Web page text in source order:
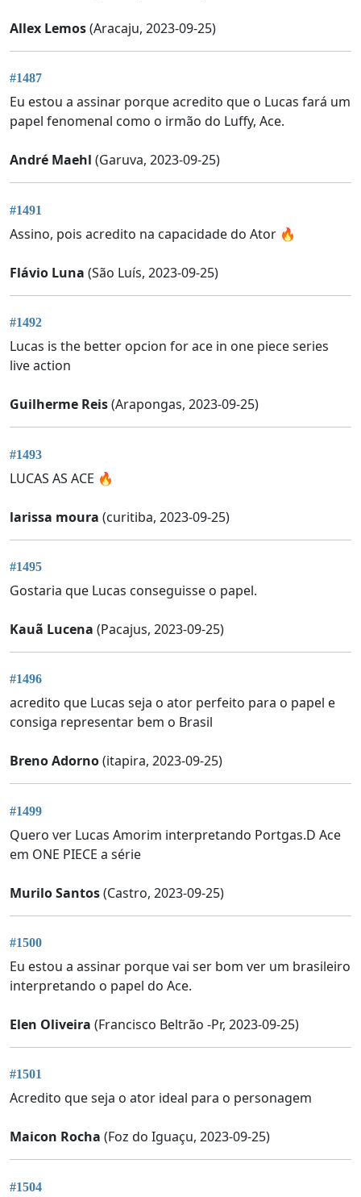
Allex Lemos(Aracaju, 2023-09-25)
#1487
Eu estou a assinar porque acredito que o Lucas fará um
papel fenomenal como o irmão do Luffy, Ace.
André Maehl (Garuva, 2023-09-25)
#1491
Assino, pois acredito na capacidade do Ator 🔥
Flávio Luna (São Luís, 2023-09-25)
#1492
Lucas is the better opcion for ace in one piece series
live action
Guilherme Reis(Arapongas, 2023-09-25)
#1493
LUCAS AS ACE 🔥
larissa moura (curitiba, 2023-09-25)
#1495
Gostaria que Lucas conseguisse o papel.
Kauã Lucena (Pacajus, 2023-09-25)
#1496
acredito que Lucas seja o ator perfeito para o papel e
consiga representar bem o Brasil
Breno Adorno(itapira, 2023-09-25)
#1499
Quero ver Lucas Amorim interpretando Portgas.D Ace
em ONE PIECE a série
Murilo Santos(Castro, 2023-09-25)
#1500
Eu estou a assinar porque vai ser bom ver um brasileiro
interpretando o papel do Ace.
Elen Oliveira (Francisco Beltrão -Pr, 2023-09-25)
#1501
Acredito que seja o ator ideal para o personagem
Maicon Rocha (Foz do Iguaçu, 2023-09-25)
#1504